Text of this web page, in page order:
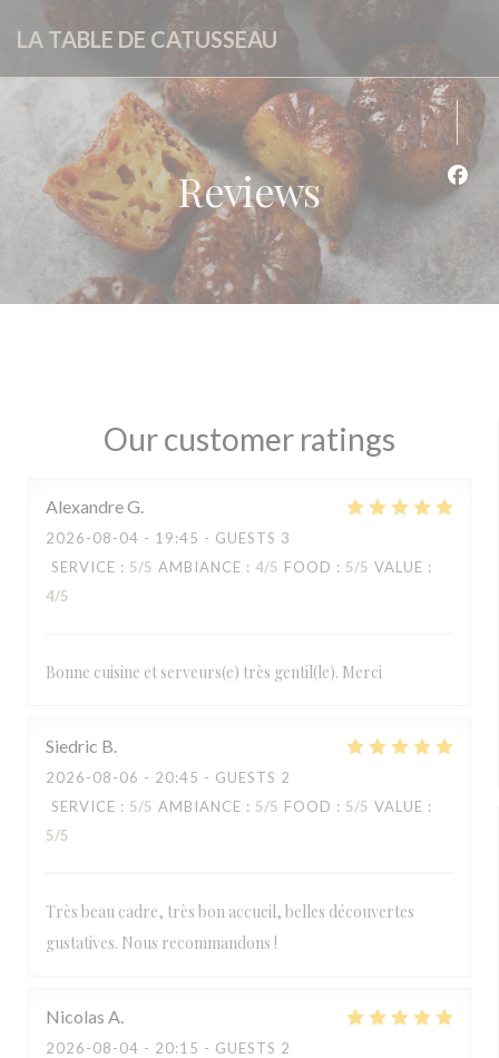
Personalizing your cookie choices
LA TABLE DE CATUSSEAU
Reviews
Our customer ratings
AlexandreG
2026-08-04 - 19:45 - GUESTS 3
SERVICE : 5/5 AMBIANCE : 4/5 FOOD : 5/5 VALUE :
4/5
Bonne cuisine et serveurs(e) très gentil(le). Merci
Siedric B
2026-08-06 - 20:45 - GUESTS 2
SERVICE : 5/5 AMBIANCE : 5/5 FOOD : 5/5 VALUE :
5/5
Très beau cadre, très bon accueil, belles découvertes
gustatives. Nous recommandons !
Nicolas A
2026-08-04 - 20:15 - GUESTS 2